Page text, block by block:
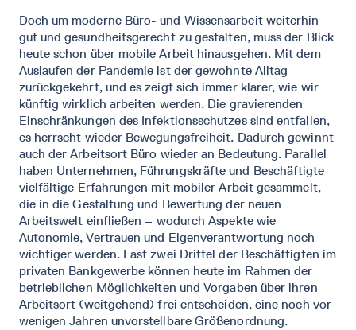
Doch um moderne Büro- und Wissensarbeit weiterhin
gut und gesundheitsgerecht zu gestalten, muss der Blick
heute schon über mobile Arbeit hinausgehen. Mit dem
Auslaufen der Pandemie ist der gewohnte Alltag
zurückgekehrt, und es zeigt sich immer klarer, wie wir
künftig wirklich arbeiten werden. Die gravierenden
Einschränkungen des Infektionsschutzes sind entfallen,
es herrscht wieder Bewegungsfreiheit. Dadurch gewinnt
auch der Arbeitsort Büro wieder an Bedeutung. Parallel
haben Unternehmen, Führungskräfte und Beschäftigte
vielfältige Erfahrungen mit mobiler Arbeit gesammelt,
die in die Gestaltung und Bewertung der neuen
Arbeitswelt einfließen – wodurch Aspekte wie
Autonomie, Vertrauen und Eigenverantwortung noch
wichtiger werden. Fast zwei Drittel der Beschäftigten im
privaten Bankgewerbe können heute im Rahmen der
betrieblichen Möglichkeiten und Vorgaben über ihren
Arbeitsort (weitgehend) frei entscheiden, eine noch vor
wenigen Jahren unvorstellbare Größenordnung.